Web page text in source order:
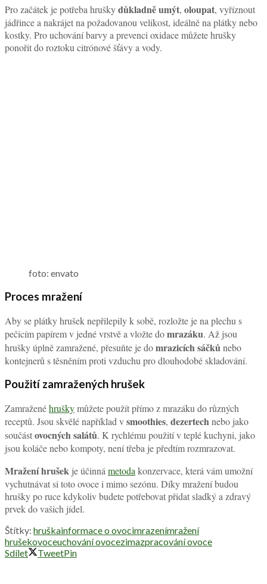
Pro začátek je potřeba hruškydůkladně umýt, oloupat, vyříznout
jádřince a nakrájet na požadovanou velikost, ideálně na plátky nebo
kostky. Pro uchování barvy a prevenci oxidace můžete hrušky
ponořit do roztoku citrónové šťávy a vody.
foto: envato
Proces mražení
Aby se plátky hrušek nepřilepily k sobě, rozložte je na plechu s
pečicím papírem v jedné vrstvě a vložte domrazáku. Až jsou
hrušky úplně zamražené, přesuňte je domrazicích sáčků nebo
kontejnerů s těsněním proti vzduchu pro dlouhodobé skladování.
Použití zamražených hrušek
Zamraženéhruškymůžete použít přímo z mrazáku do různých
receptů. Jsou skvělé například vsmoothies, dezertechnebo jako
součástovocných salátů. K rychlému použití v teplé kuchyni, jako
jsou koláče nebo kompoty, není třeba je předtím rozmrazovat.
Mražení hrušek je účinná metoda konzervace, která vám umožní
vychutnávat si toto ovoce i mimo sezónu. Díky mražení budou
hrušky po ruce kdykoliv budete potřebovat přidat sladký a zdravý
prvek do vašich jídel.
Štítky: hruškainformace o ovocimrazenímražení
hrušekovoceuchování ovocezimazpracování ovoce
Sdílet
TweetPin